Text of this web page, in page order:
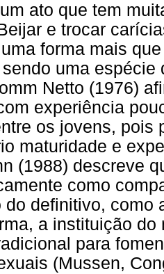
ato que tem
e trocar
forma mais
sendo uma espécie
Netto (1976)
experiência
os jovens, pois
maturidade e
(1988) descreve
como
do definitivo, como
a instituição
para
(Mussen,